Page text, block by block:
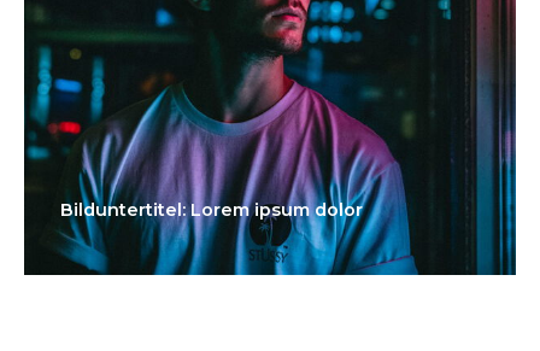
Bilduntertitel: Lorem ipsum dolor